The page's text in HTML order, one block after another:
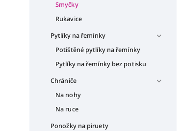
Smyčky
Rukavice
Pytlíky na řemínky
Potištěné pytlíky na řemínky
Pytlíky na řemínky bez potisku
Chrániče
Na nohy
Na ruce
Ponožky na piruety